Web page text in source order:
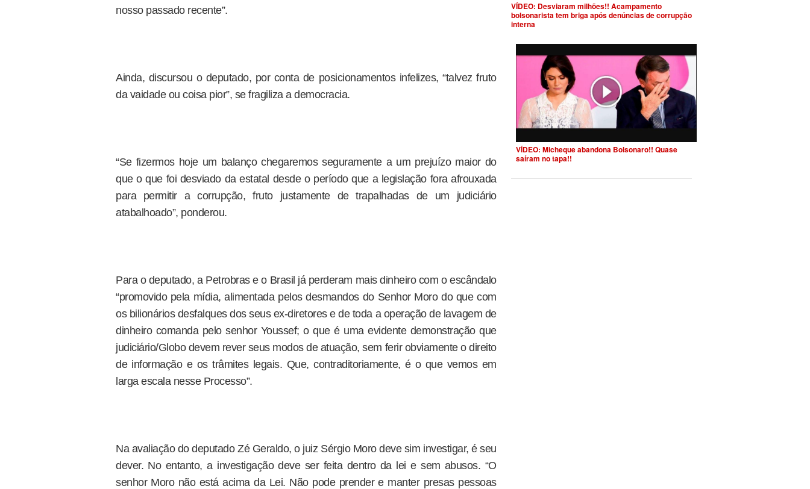
nosso passado recente”.
Ainda, discursou o deputado, por conta de posicionamentos infelizes, “talvez fruto
da vaidade ou coisa pior”, se fragiliza a democracia.
“Se fizermos hoje um balanço chegaremos seguramente a um prejuízo maior do
que o que foi desviado da estatal desde o período que a legislação fora afrouxada
para permitir a corrupção, fruto justamente de trapalhadas de um judiciário
atabalhoado”, ponderou.
Para o deputado, a Petrobras e o Brasil já perderam mais dinheiro com o escândalo
“promovido pela mídia, alimentada pelos desmandos do Senhor Moro do que com
os bilionários desfalques dos seus ex-diretores e de toda a operação de lavagem de
dinheiro comanda pelo senhor Youssef; o que é uma evidente demonstração que
judiciário/Globo devem rever seus modos de atuação, sem ferir obviamente o direito
de informação e os trâmites legais. Que, contraditoriamente, é o que vemos em
larga escala nesse Processo”.
Na avaliação do deputado Zé Geraldo, o juiz Sérgio Moro deve sim investigar, é seu
dever. No entanto, a investigação deve ser feita dentro da lei e sem abusos. “O
senhor Moro não está acima da Lei. Não pode prender e manter presas pessoas
VÍDEO: Desviaram milhões!! Acampamento
bolsonarista tem briga após denúncias de corrupção
interna
VÍDEO: Micheque abandona Bolsonaro!! Quase
saíram no tapa!!